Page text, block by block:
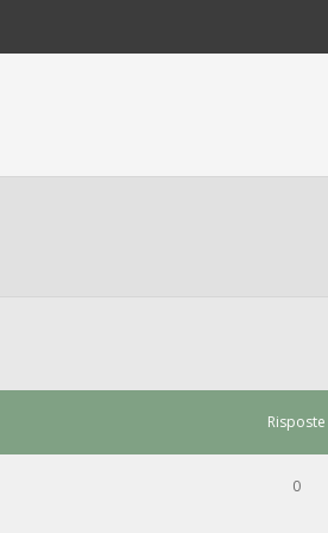
Risposte
0